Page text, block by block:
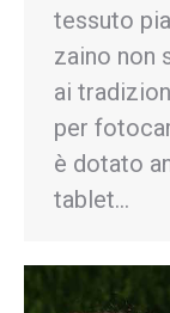
tessuto
zaino non
ai
per
è dotato
tablet…